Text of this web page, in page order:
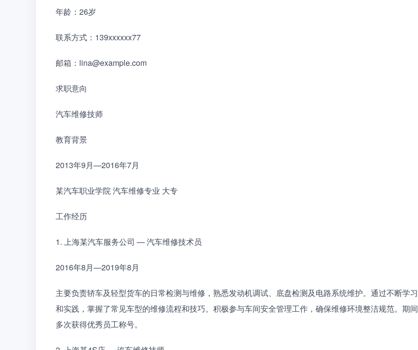
年龄：26岁
联系方式：139xxxxxx77
邮箱：lina@example.com
求职意向
汽车维修技师
教育背景
2013年9月—2016年7月
某汽车职业学院 汽车维修专业 大专
工作经历
1. 上海某汽车服务公司 — 汽车维修技术员
2016年8月—2019年8月
主要负责轿车及轻型货车的日常检测与维修，熟悉发动机调试、底盘检测及电路系统维护。通过不断学习
和实践，掌握了常见车型的维修流程和技巧。积极参与车间安全管理工作，确保维修环境整洁规范。期间
多次获得优秀员工称号。